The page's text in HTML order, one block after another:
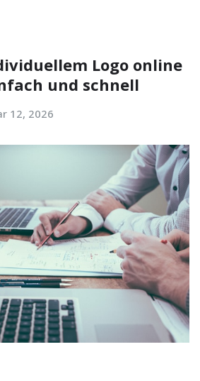
Logo online
und schnell
12, 2026